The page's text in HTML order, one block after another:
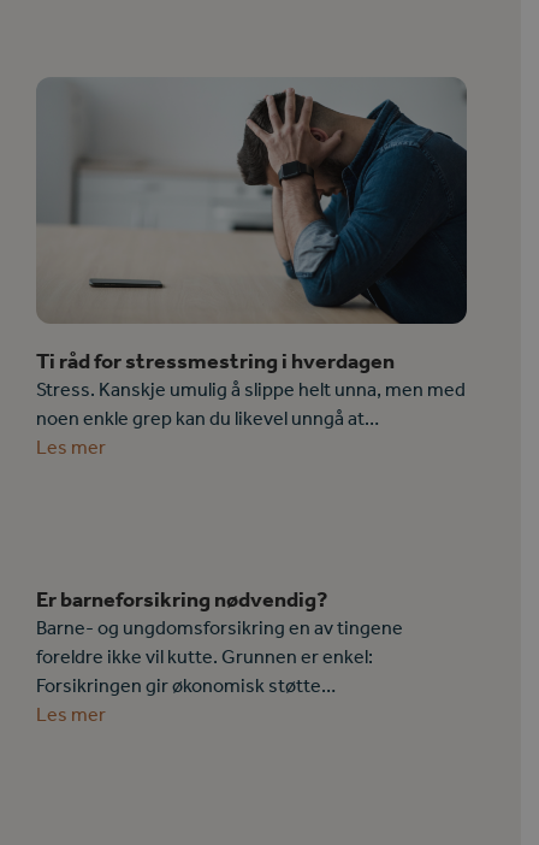
Ti råd for stressmestring i hverdagen
Stress. Kanskje umulig å slippe helt unna, men med
noen enkle grep kan du likevel unngå at…
Les mer
Er barneforsikring nødvendig?
Barne- og ungdomsforsikring en av tingene
foreldre ikke vil kutte. Grunnen er enkel:
Forsikringen gir økonomisk støtte…
Les mer